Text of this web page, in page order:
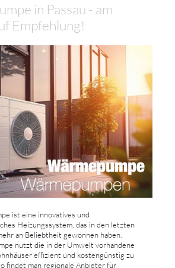
in Passau - am
Empfehlung!
ist eine innovatives und
Heizungssystem, das in den letzten
an Beliebtheit gewonnen haben.
nutzt die in der Umwelt vorhandene
effizient und kostengünstig zu
findet man regionale Anbieter für